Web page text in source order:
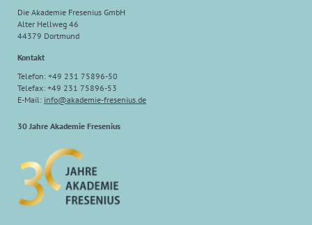
Die Akademie Fresenius GmbH
Alter Hellweg 46
44379 Dortmund
Kontakt
Telefon: +49 231 75896-50
Telefax: +49 231 75896-53
E-Mail: info@akademie-fresenius.de
30 Jahre Akademie Fresenius